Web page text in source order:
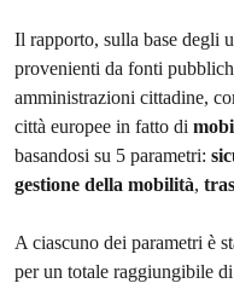
Il rapporto, sulla base degli
provenienti da fonti
amministrazioni cittadine,
città europee in fatto di
basandosi su 5 parametri:
gestione della mobilità,
A ciascuno dei parametri è
per un totale raggiungibile